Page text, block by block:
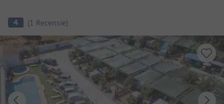
Camping overzicht
4 (1 Recensie)